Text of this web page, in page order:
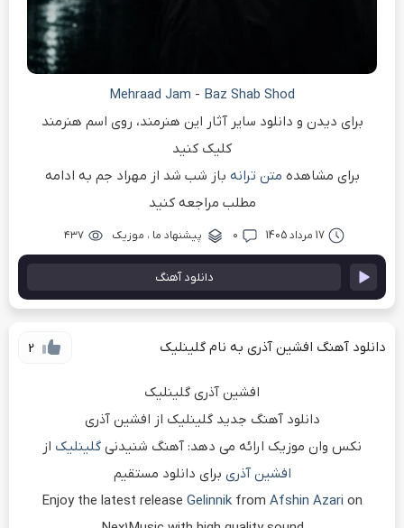
Mehraad Jam - Baz Shab Shod
برای دیدن و دانلود سایر آثار این هنرمند، روی اسم هنرمند
کلیک کنید
برای مشاهده متن ترانه باز شب شد از مهراد جم به ادامه
مطلب مراجعه کنید
17 مرداد 1405 ۰ پیشنهاد ما ، موزیک ۴۳۷
دانلود آهنگ
2 دانلود آهنگ افشین آذری به نام گلینلیک
افشین آذری گلینلیک
دانلود آهنگ جدید گلینلیک از افشین آذری
نکس وان موزیک ارائه می دهد: آهنگ شنیدنی گلینلیک از
افشین آذری برای دانلود مستقیم
Enjoy the latest release Gelinnik from Afshin Azari on